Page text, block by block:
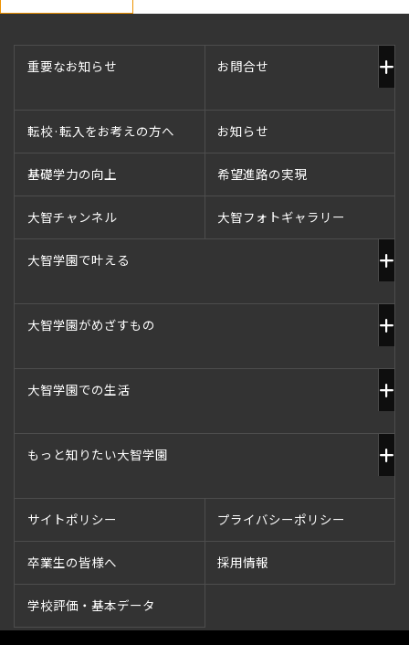
重要なお知らせ お問合せ
転校·転入をお考えの方へ お知らせ
基礎学力の向上 希望進路の実現
大智チャンネル 大智フォトギャラリー
大智学園で叶える
大智学園がめざすもの
大智学園での生活
もっと知りたい大智学園
サイトポリシー プライバシーポリシー
卒業生の皆様へ 採用情報
学校評価・基本データ